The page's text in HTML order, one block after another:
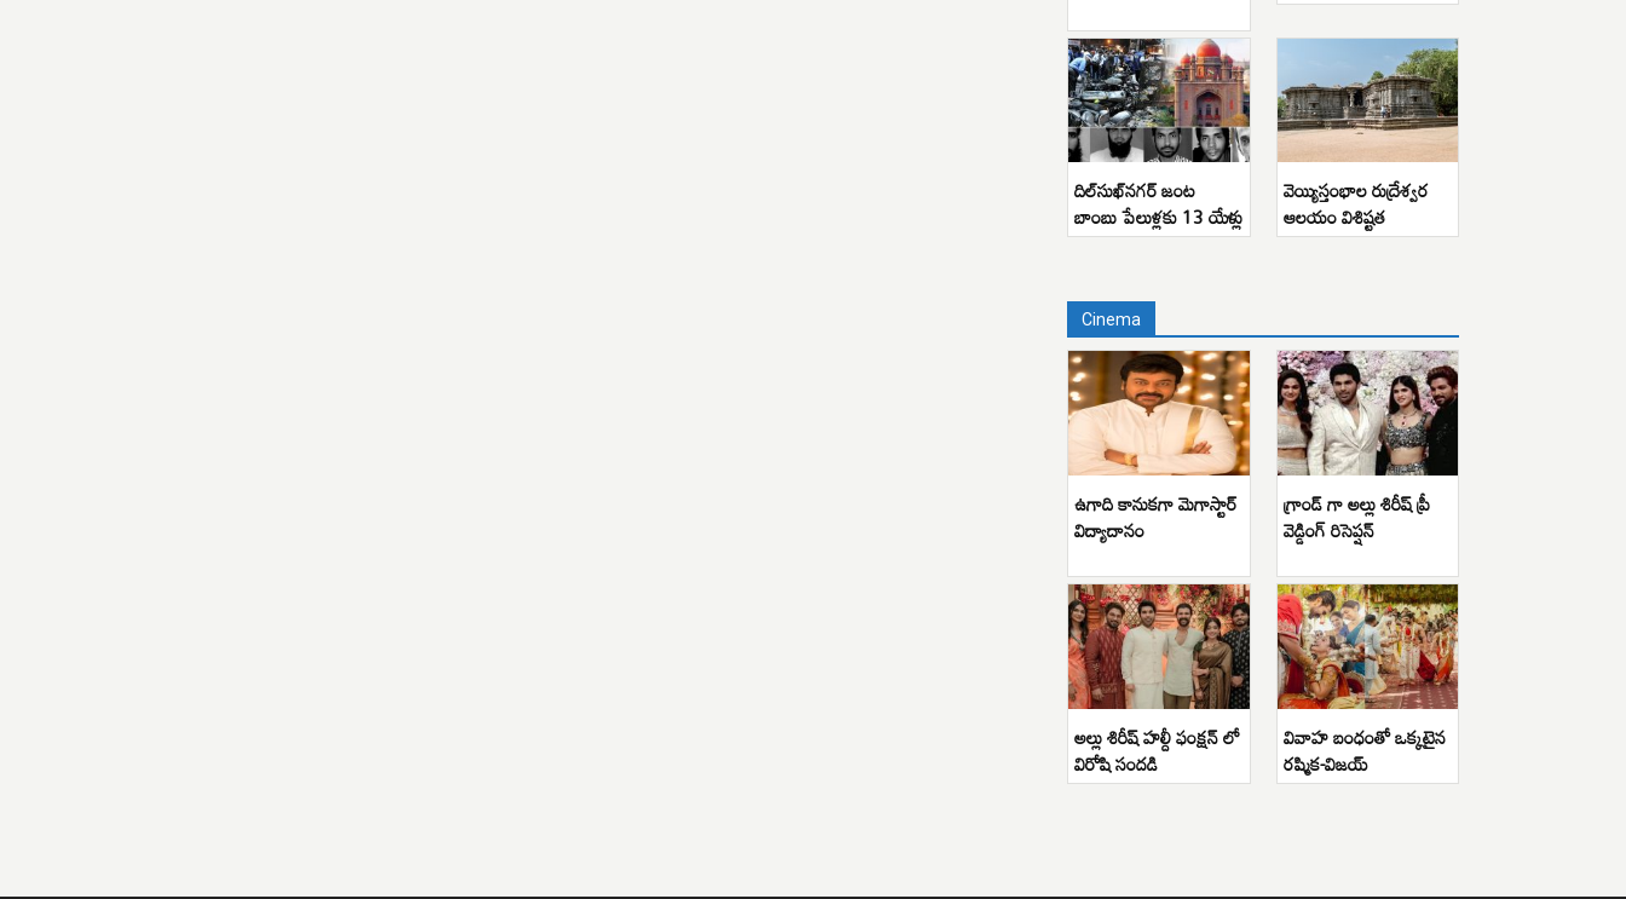
దిల్‌సుఖ్‌నగర్ జంట
బాంబు పేలుళ్లకు 13 యేళ్లు
వెయ్యిస్తంభాల రుద్రేశ్వర
ఆలయం విశిష్టత
Cinema
ఉగాది కానుకగా మెగాస్టార్
విద్యాదానం
గ్రాండ్ గా అల్లు శిరీష్ ప్రీ
వెడ్డింగ్ రిసెప్షన్
అల్లు శిరీష్ హల్దీ ఫంక్షన్ లో
విరోషి సందడి
వివాహ బంధంతో ఒక్కటైన
రష్మిక-విజయ్